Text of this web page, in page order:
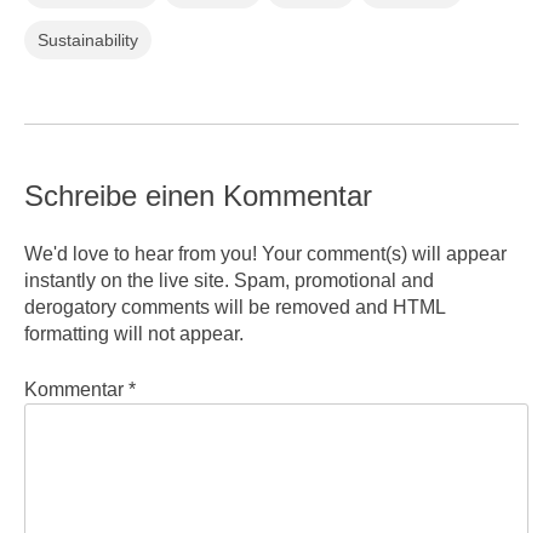
Sustainability
Schreibe einen Kommentar
We'd love to hear from you! Your comment(s) will appear
instantly on the live site. Spam, promotional and
derogatory comments will be removed and HTML
formatting will not appear.
Kommentar *